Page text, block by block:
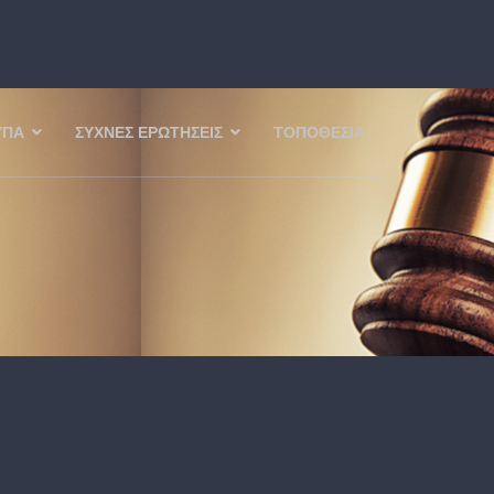
ΣΥΧΝΈΣ ΕΡΩΤΉΣΕΙΣ ΤΟΠΟΘΕΣΊΑ